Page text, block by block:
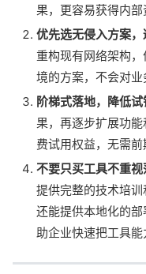
果，更容易获得内部
优先选无侵入方案
重构现有网络架构
境的方案，不会对业
阶梯式落地，降低
果，再逐步扩展功
费试用权益，无需前
不要只买工具不重视
提供完整的技术培
还能提供本地化的
助企业快速把工具能